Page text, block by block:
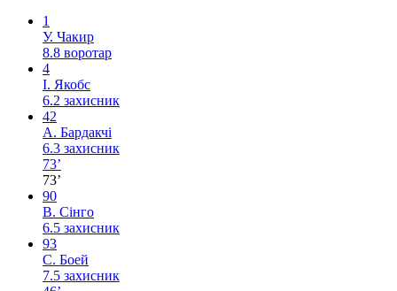
1
У. Чакир
8.8 воротар
4
І. Якобс
6.2 захисник
42
А. Бардакчі
6.3 захисник
73’
73’
90
В. Сінго
6.5 захисник
93
С. Боей
7.5 захисник